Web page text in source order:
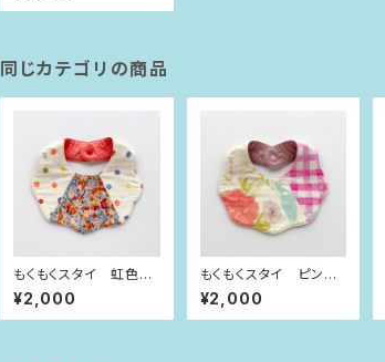
同じカテゴリの商品
もくもくスタイ 虹色水
玉×小花
¥2,000
もくもくスタイ ピンク
チェック×お花
¥2,000